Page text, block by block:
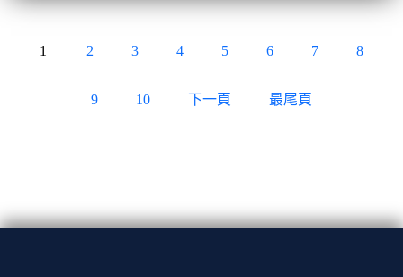
1 2 3 4 5 6 7 8
9 10 下一頁 最尾頁